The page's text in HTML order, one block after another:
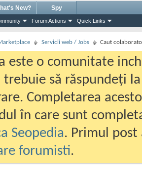
Forum Actions Quick Links
New? Spy
Servicii web / Jobs Caut
este o comunitate
trebuie să răspundeți
Completarea
în care sunt
Seopedia. Primul
forumisti.